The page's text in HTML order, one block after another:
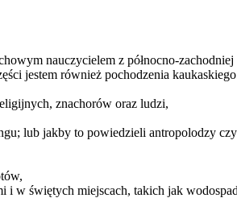
nauczycielem z północno-
jestem również pochodzenia
znachorów oraz ludzi,
lub jakby to powiedzieli antropolodzy
i w świętych miejscach, takich jak